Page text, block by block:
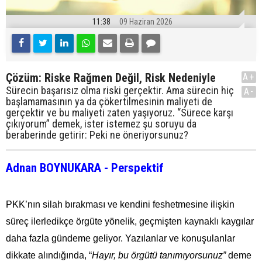
11:38 09 Haziran 2026
Çözüm: Riske Rağmen Değil, Risk Nedeniyle
Sürecin başarısız olma riski gerçektir. Ama sürecin hiç
başlamamasının ya da çökertilmesinin maliyeti de
gerçektir ve bu maliyeti zaten yaşıyoruz. “Sürece karşı
çıkıyorum” demek, ister istemez şu soruyu da
beraberinde getirir: Peki ne öneriyorsunuz?
A+
A-
Adnan BOYNUKARA - Perspektif
PKK’nın silah bırakması ve kendini feshetmesine ilişkin
süreç ilerledikçe örgüte yönelik, geçmişten kaynaklı kaygılar
daha fazla gündeme geliyor. Yazılanlar ve konuşulanlar
dikkate alındığında, “Hayır, bu örgütü tanımıyorsunuz”deme